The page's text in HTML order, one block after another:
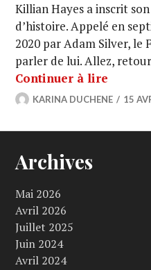
Killian Hayes a inscrit
d’histoire. Appelé en
2020 par Adam Silver, le
parler de lui. Allez,
Continuer à lire
KARINA DUCHENE 15
Archives
Mai 2026
Avril 2026
Juillet 2025
Juin 2024
Avril 2024